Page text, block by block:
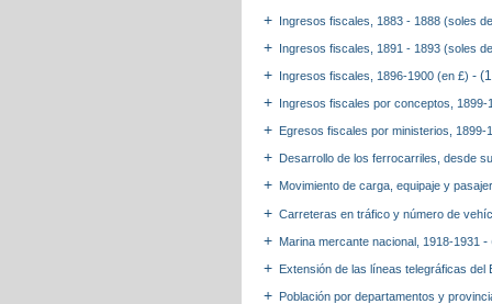
Ingresos fiscales, 1883 - 1888 (soles
Ingresos fiscales, 1891 - 1893 (soles
Ingresos fiscales, 1896-1900 (en £) -
Ingresos fiscales por conceptos,
Egresos fiscales por ministerios,
Desarrollo de los ferrocarriles, desde
Movimiento de carga, equipaje y
Carreteras en tráfico y número de
Marina mercante nacional, 1918-1931 -
Extensión de las líneas telegráficas del
Población por departamentos y